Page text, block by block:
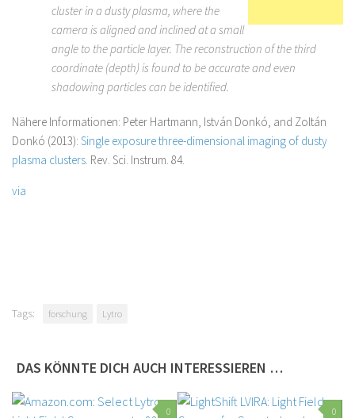
cluster in a dusty plasma, where the
camera is aligned and inclined at a small
angle to the particle layer. The reconstruction of the third
coordinate (depth) is found to be accurate and even
shadowing particles can be identified.
Nähere Informationen: Peter Hartmann, István Donkó, and Zoltán
Donkó (2013): Single exposure three-dimensional imaging of dusty
plasma clusters. Rev. Sci. Instrum. 84.
via
Tags: forschung Lytro
DAS KÖNNTE DICH AUCH INTERESSIEREN …
0 0